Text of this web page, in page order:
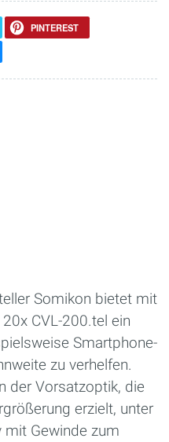
PINTEREST
Somikon bietet mit
CVL-200.tel ein
Smartphone-
zu verhelfen.
der Vorsatzoptik, die
erzielt, unter
mit Gewinde zum